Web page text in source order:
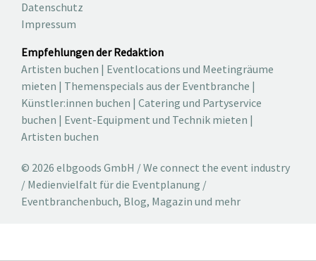
Datenschutz
Impressum
Empfehlungen der Redaktion
Artisten buchen | Eventlocations und Meetingräume
mieten | Themenspecials aus der Eventbranche |
Künstler:innen buchen | Catering und Partyservice
buchen | Event-Equipment und Technik mieten |
Artisten buchen
© 2026 elbgoods GmbH / We connect the event industry
/ Medienvielfalt für die Eventplanung /
Eventbranchenbuch, Blog, Magazin und mehr